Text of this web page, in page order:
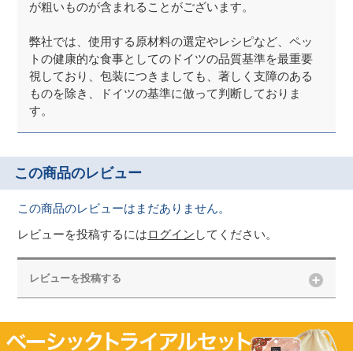
が粗いものが含まれることがございます。
弊社では、使用する原材料の選定やレシピなど、ペッ
トの健康的な食事としてのドイツの品質基準を最重要
視しており、包装につきましても、著しく支障のある
ものを除き、ドイツの基準に倣って判断しておりま
す。
この商品のレビュー
この商品のレビューはまだありません。
レビューを投稿するにはログイン してください。
レビューを投稿する